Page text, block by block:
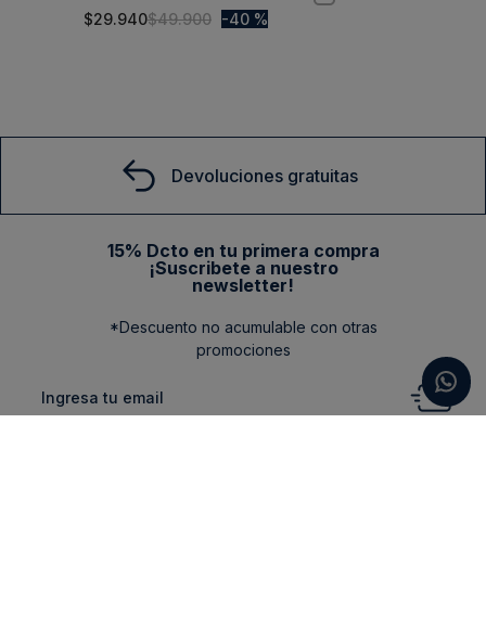
$29.940$49.900 40 %
Devoluciones gratuitas
15% Dcto en tu primera compra
¡Suscribete a nuestro
newsletter!
*Descuento no acumulable con otras
promociones